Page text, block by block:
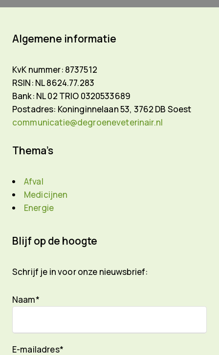
Algemene informatie
KvK nummer: 8737512
RSIN: NL 8624.77.283
Bank: NL 02 TRIO 0320533689
Postadres: Koninginnelaan 53, 3762 DB Soest
communicatie@degroeneveterinair.nl
Thema’s
Afval
Medicijnen
Energie
Blijf op de hoogte
Schrijf je in voor onze nieuwsbrief:
Naam*
E-mailadres*